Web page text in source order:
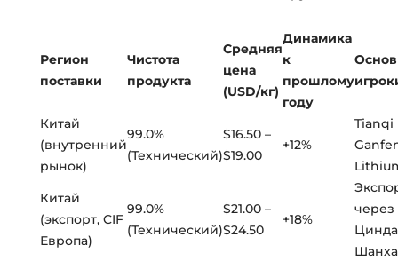
Регион
поставки
Чистота
продукта
Средняя
цена
(USD/кг)
Динамика
к
прошлому
году
Китай
(внутренний
рынок)
99.0%
(Технический)
$16.50 –
$19.00
+12%
Tianqi
Китай
(экспорт, CIF
Европа)
99.0%
(Технический)
$21.00 –
$24.50
+18%
через